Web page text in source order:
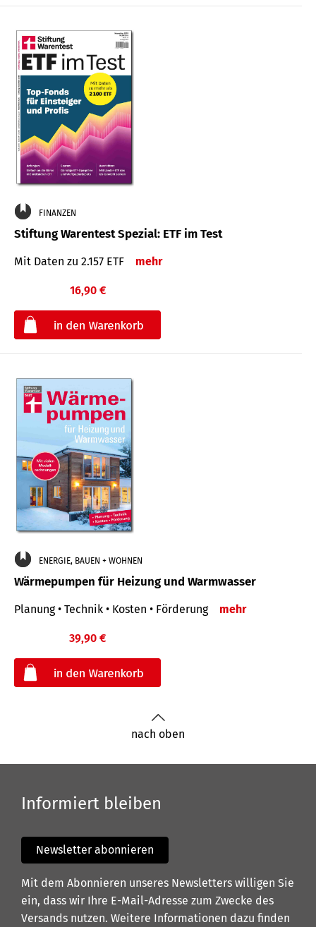
FINANZEN
Stiftung Warentest Spezial: ETF im Test
Mit Daten zu 2.157 ETF mehr
16,90 €
ENERGIE, BAUEN + WOHNEN
Wärmepumpen für Heizung und Warmwasser
Planung • Technik • Kosten • Förderung mehr
39,90 €
nach oben
Informiert bleiben
Newsletter abonnieren
Mit dem Abonnieren unseres Newsletters willigen Sie
ein, dass wir Ihre E-Mail-Adresse zum Zwecke des
Versands nutzen. Weitere Informationen dazu finden